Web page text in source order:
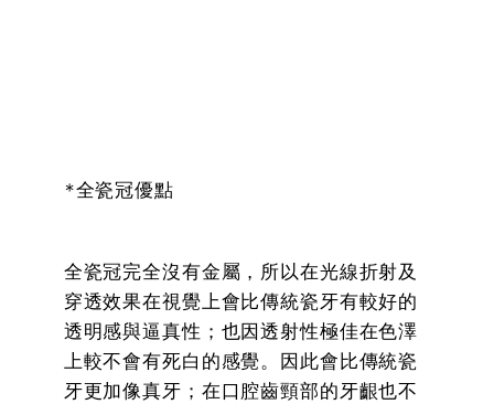
*全瓷冠優點
全瓷冠完全沒有金屬，所以在光線折射及
穿透效果在視覺上會比傳統瓷牙有較好的
透明感與逼真性；也因透射性極佳在色澤
上較不會有死白的感覺。因此會比傳統瓷
牙更加像真牙；在口腔齒頸部的牙齦也不